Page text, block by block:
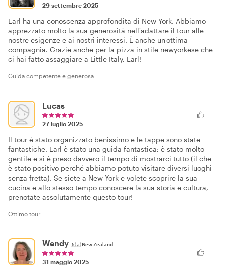
29 settembre 2025
Earl ha una conoscenza approfondita di New York. Abbiamo
apprezzato molto la sua generosità nell'adattare il tour alle
nostre esigenze e ai nostri interessi. È anche un'ottima
compagnia. Grazie anche per la pizza in stile newyorkese che
ci hai fatto assaggiare a Little Italy, Earl!
Guida competente e generosa
Lucas
27 luglio 2025
Il tour è stato organizzato benissimo e le tappe sono state
fantastiche. Earl è stato una guida fantastica; è stato molto
gentile e si è preso davvero il tempo di mostrarci tutto (il che
è stato positivo perché abbiamo potuto visitare diversi luoghi
senza fretta). Se siete a New York e volete scoprire la sua
cucina e allo stesso tempo conoscere la sua storia e cultura,
prenotate assolutamente questo tour!
Ottimo tour
Wendy 🇳🇿New Zealand
31 maggio 2025